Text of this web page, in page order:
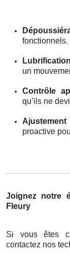
fonctionnels.
un
Contrôle
qu’ils ne
proactive
Joignez notre
Fleury
Si vous êtes
contactez nos